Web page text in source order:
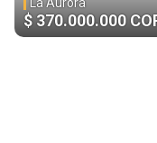
La Aurora
$ 370.000.000